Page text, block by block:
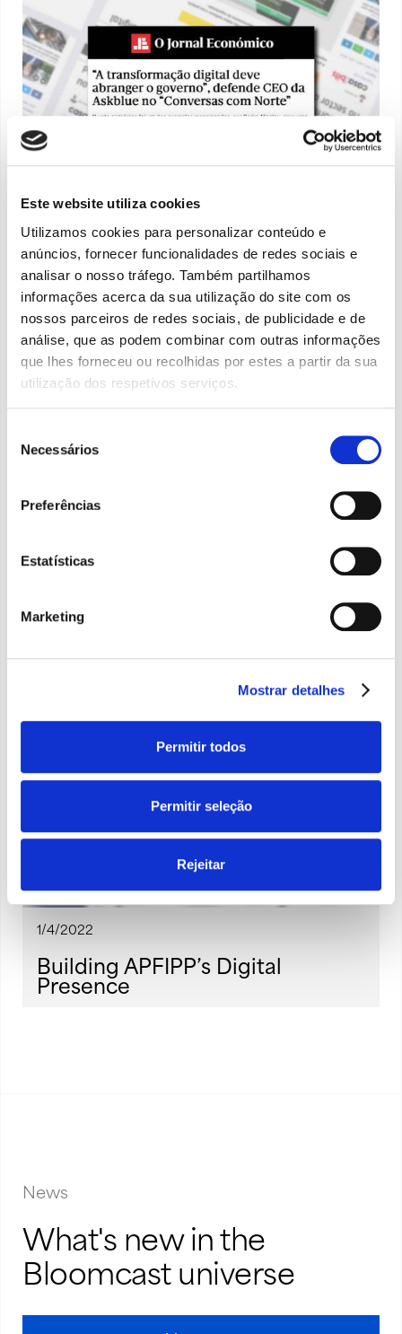
Este website utiliza cookies
Utilizamos cookies para personalizar conteúdo e
anúncios, fornecer funcionalidades de redes sociais e
analisar o nosso tráfego. Também partilhamos
informações acerca da sua utilização do site com os
nossos parceiros de redes sociais, de publicidade e de
análise, que as podem combinar com outras informações
que lhes forneceu ou recolhidas por estes a partir da sua
utilização dos respetivos serviços.
Necessários
Preferências
Estatísticas
Marketing
Mostrar detalhes
Permitir todos
Permitir seleção
Rejeitar
The sustained growth journey of
Askblue
1/4/2022
Building APFIPP’s Digital
Presence
News
What's new in the
Bloomcast universe